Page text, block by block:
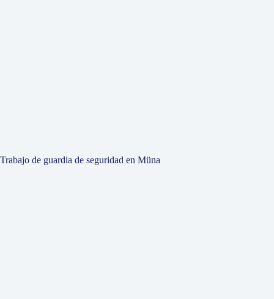
Trabajo de guardia de seguridad en Müna